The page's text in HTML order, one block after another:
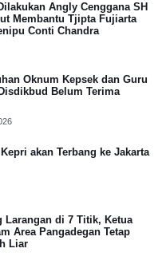
Angly Cenggana SH
Membantu Tjipta Fujiarta
Conti Chandra
Oknum Kepsek dan Guru
Belum Terima
akan Terbang ke Jakarta
Larangan di 7 Titik, Ketua
Area Pangadegan Tetap
Liar